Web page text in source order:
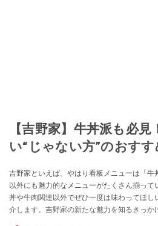
【吉野家】牛丼派も必
い“じゃない方”のおす
吉野家といえば、やはり看板メニューは「牛
以外にも魅力的なメニューがたくさん揃っ
丼や牛肉関連以外でぜひ一度は味わってほ
介します。吉野家の新たな魅力を知るきっか